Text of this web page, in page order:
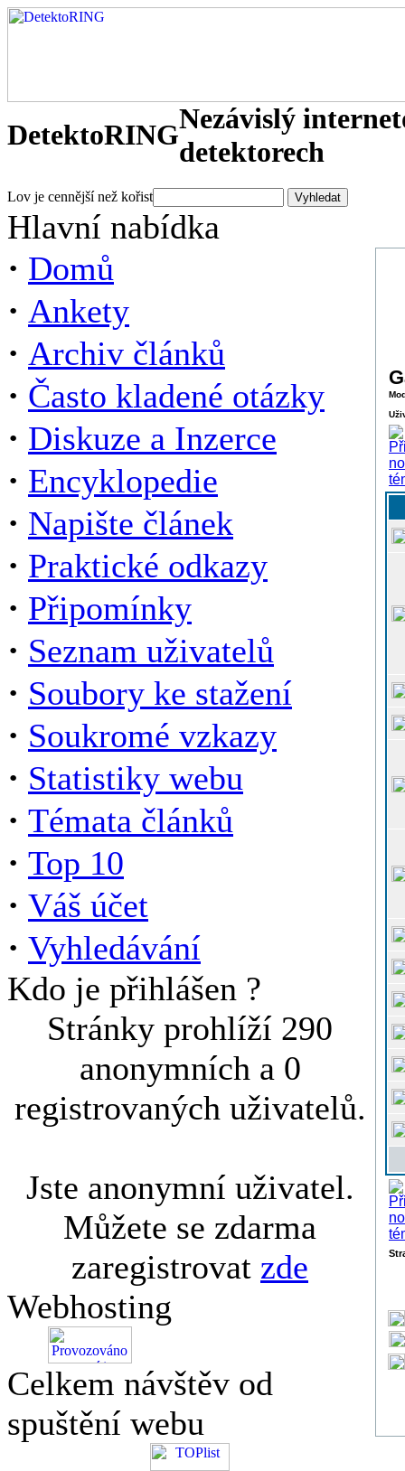
DetektoRINGNezávislý
detektorech
Lov je cennější než kořist
Hlavní nabídka
· Domů
· Ankety
· Archiv článků
· Často kladené otázky
· Diskuze a Inzerce
· Encyklopedie
· Napište článek
· Praktické odkazy
· Připomínky
· Seznam uživatelů
· Soubory ke stažení
· Soukromé vzkazy
· Statistiky webu
· Témata článků
· Top 10
· Váš účet
· Vyhledávání
Kdo je přihlášen ?
Stránky prohlíží 290
anonymních a 0
registrovaných uživatelů.
Jste anonymní uživatel.
Můžete se zdarma
zaregistrovat zde
Webhosting
Celkem návštěv od
spuštění webu